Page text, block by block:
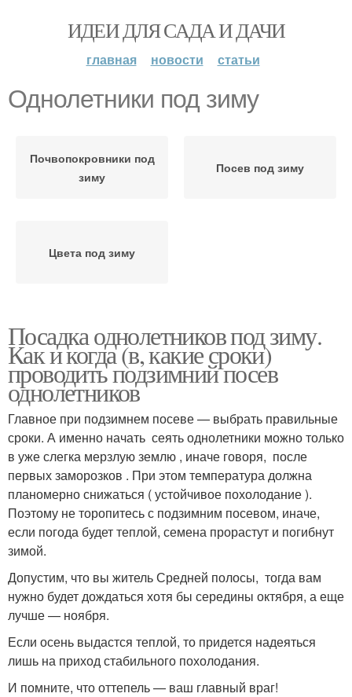
ИДЕИ ДЛЯ САДА И ДАЧИ
главная новости статьи
Однолетники под зиму
Почвопокровники под
зиму
Посев под зиму
Цвета под зиму
Посадка однолетников под зиму.
Как и когда (в, какие сроки)
проводить подзимний посев
однолетников
Главное при подзимнем посеве — выбрать правильные
сроки. А именно начать сеять однолетники можно только
в уже слегка мерзлую землю , иначе говоря, после
первых заморозков . При этом температура должна
планомерно снижаться ( устойчивое похолодание ).
Поэтому не торопитесь с подзимним посевом, иначе,
если погода будет теплой, семена прорастут и погибнут
зимой.
Допустим, что вы житель Средней полосы, тогда вам
нужно будет дождаться хотя бы середины октября, а еще
лучше — ноября.
Если осень выдастся теплой, то придется надеяться
лишь на приход стабильного похолодания.
И помните, что оттепель — ваш главный враг!